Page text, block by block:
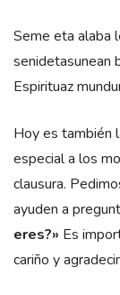
Seme eta alaba
senidetasunean
Espirituaz
Hoy es también
especial a los
clausura.
ayuden a
eres?» Es
cariño y